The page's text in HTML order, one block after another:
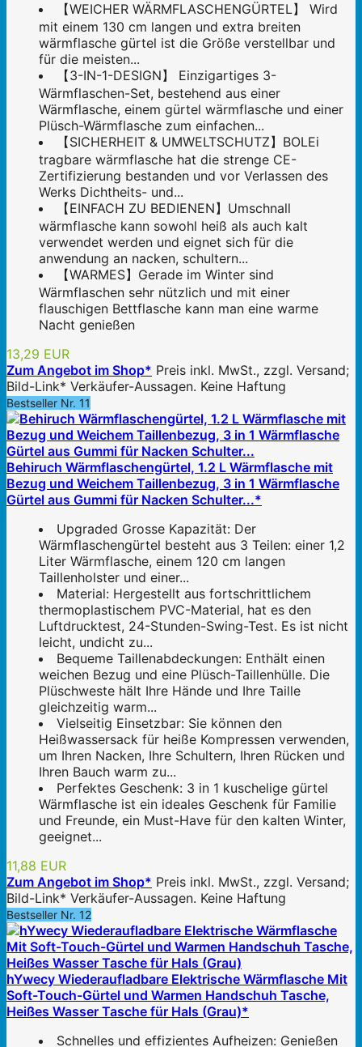
【WEICHER WÄRMFLASCHENGÜRTEL】 Wird
mit einem 130 cm langen und extra breiten
wärmflasche gürtel ist die Größe verstellbar und
für die meisten...
【3-IN-1-DESIGN】 Einzigartiges 3-
Wärmflaschen-Set, bestehend aus einer
Wärmflasche, einem gürtel wärmflasche und einer
Plüsch-Wärmflasche zum einfachen...
【SICHERHEIT & UMWELTSCHUTZ】BOLEi
tragbare wärmflasche hat die strenge CE-
Zertifizierung bestanden und vor Verlassen des
Werks Dichtheits- und...
【EINFACH ZU BEDIENEN】Umschnall
wärmflasche kann sowohl heiß als auch kalt
verwendet werden und eignet sich für die
anwendung an nacken, schultern...
【WARMES】Gerade im Winter sind
Wärmflaschen sehr nützlich und mit einer
flauschigen Bettflasche kann man eine warme
Nacht genießen
13,29 EUR
Zum Angebot im Shop* Preis inkl. MwSt., zzgl. Versand;
Bild-Link* Verkäufer-Aussagen. Keine Haftung
Bestseller Nr. 11
Behiruch Wärmflaschengürtel, 1.2 L Wärmflasche mit
Bezug und Weichem Taillenbezug, 3 in 1 Wärmflasche
Gürtel aus Gummi für Nacken Schulter...*
Upgraded Grosse Kapazität: Der
Wärmflaschengürtel besteht aus 3 Teilen: einer 1,2
Liter Wärmflasche, einem 120 cm langen
Taillenholster und einer...
Material: Hergestellt aus fortschrittlichem
thermoplastischem PVC-Material, hat es den
Luftdrucktest, 24-Stunden-Swing-Test. Es ist nicht
leicht, undicht zu...
Bequeme Taillenabdeckungen: Enthält einen
weichen Bezug und eine Plüsch-Taillenhülle. Die
Plüschweste hält Ihre Hände und Ihre Taille
gleichzeitig warm...
Vielseitig Einsetzbar: Sie können den
Heißwassersack für heiße Kompressen verwenden,
um Ihren Nacken, Ihre Schultern, Ihren Rücken und
Ihren Bauch warm zu...
Perfektes Geschenk: 3 in 1 kuschelige gürtel
Wärmflasche ist ein ideales Geschenk für Familie
und Freunde, ein Must-Have für den kalten Winter,
geeignet...
11,88 EUR
Zum Angebot im Shop* Preis inkl. MwSt., zzgl. Versand;
Bild-Link* Verkäufer-Aussagen. Keine Haftung
Bestseller Nr. 12
hYwecy Wiederaufladbare Elektrische Wärmflasche Mit
Soft-Touch-Gürtel und Warmen Handschuh Tasche,
Heißes Wasser Tasche für Hals (Grau)*
Schnelles und effizientes Aufheizen: Genießen